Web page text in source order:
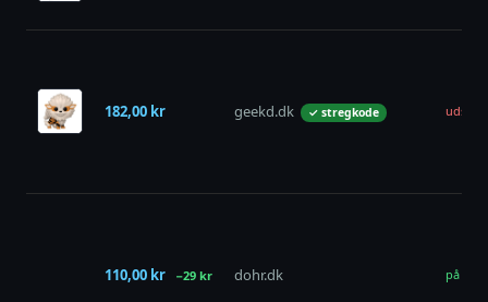
182,00 kr geekd.dk ✓ stregkode udsolgt
110,00 kr −29 kr dohr.dk på